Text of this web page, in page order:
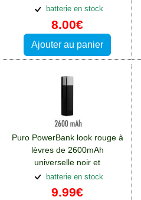
batterie en stock
8.00€
Ajouter au panier
Puro PowerBank look rouge à
lèvres de 2600mAh
universelle noir et
argent:Batterie Wiko View 4
Lite
batterie en stock
9.99€